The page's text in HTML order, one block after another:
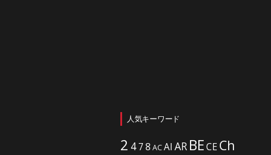
人気キーワード
2 478 ACAI AR BECE Ch